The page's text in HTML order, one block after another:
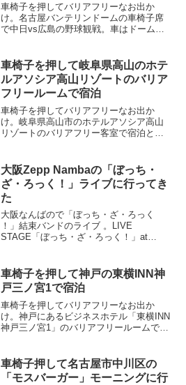
車椅子を押してバリアフリーなお出か
け。名古屋バンテリンドームの車椅子席
で中日vs広島の野球観戦。車はドームの
車椅子を押して岐阜県高山のホテ
ルアソシア高山リゾートのバリア
フリールームで宿泊
車椅子を押してバリアフリーなお出か
け。岐阜県高山市のホテルアソシア高山
リゾートのバリアフリー客室で宿泊と貸
大阪Zepp Nambaの「ぼっち・
ざ・ろっく！」ライブに行ってき
た
大阪なんばので「ぼっち・ざ・ろっく
！」結束バンドのライブ 。LIVE
STAGE「ぼっち・ざ・ろっく！」at
車椅子を押して神戸の東横INN神
戸三ノ宮1で宿泊
車椅子を押してバリアフリーなお出か
け。神戸にあるビジネスホテル「東横INN
神戸三ノ宮1」のバリアフリールームで宿
車椅子押して名古屋市中川区の
「モスバーガー」モーニングに行